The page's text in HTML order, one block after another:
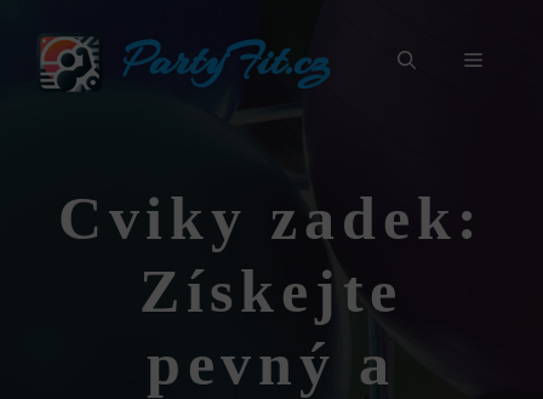
obsah
PartyFit.cz Menu
Cviky zadek:
Získejte
pevný a